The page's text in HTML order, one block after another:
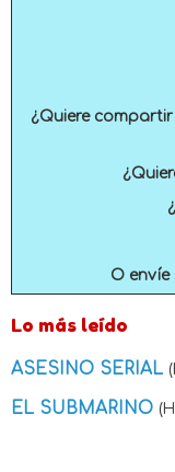
¿Quiere
O envíe
Lo más leído
ASESINO SERIAL
EL SUBMARINO